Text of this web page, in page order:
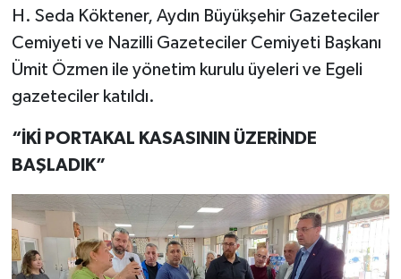
H. Seda Köktener, Aydın Büyükşehir Gazeteciler
Cemiyeti ve Nazilli Gazeteciler Cemiyeti Başkanı
Ümit Özmen ile yönetim kurulu üyeleri ve Egeli
gazeteciler katıldı.
“İKİ PORTAKAL KASASININ ÜZERİNDE
BAŞLADIK”